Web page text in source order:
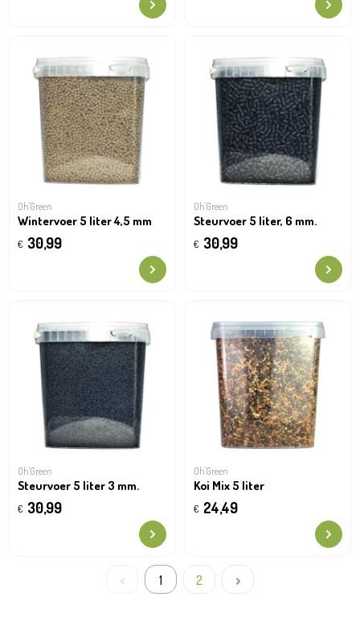
Oh'Green
Wintervoer 5 liter 4,5 mm
€ 30,99
Oh'Green
Steurvoer 5 liter, 6 mm.
€ 30,99
Oh'Green
Steurvoer 5 liter 3 mm.
€ 30,99
Oh'Green
Koi Mix 5 liter
€ 24,49
1 2